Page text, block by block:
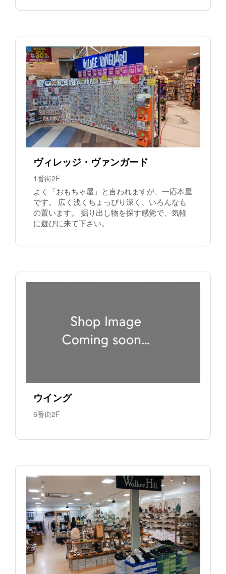
ヴィレッジ・ヴァンガード
1番街2F
よく「おもちゃ屋」と言われますが、一応本屋
です。 広く浅くちょっぴり深く、いろんなも
の置います。 掘り出し物を探す感覚で、気軽
に遊びに来て下さい。
ウイング
6番街2F